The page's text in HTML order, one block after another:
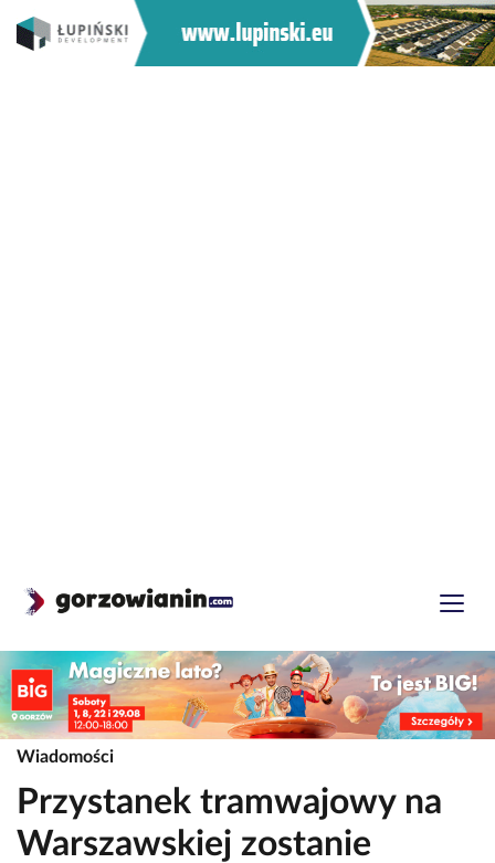
Wiadomości
Przystanek tramwajowy na
Warszawskiej zostanie